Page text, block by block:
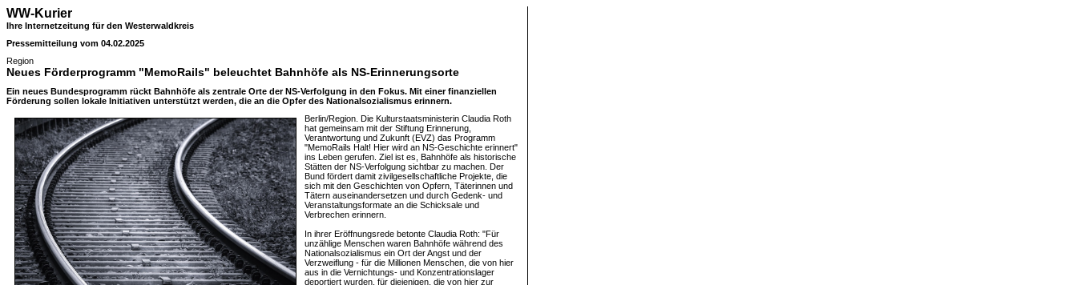
WW-Kurier
Ihre Internetzeitung für den Westerwaldkreis
Pressemitteilung vom 04.02.2025
Region
Neues Förderprogramm "MemoRails" beleuchtet Bahnhöfe als NS-Erinnerungsorte
Ein neues Bundesprogramm rückt Bahnhöfe als zentrale Orte der NS-Verfolgung in den Fokus. Mit einer finanziellen
Förderung sollen lokale Initiativen unterstützt werden, die an die Opfer des Nationalsozialismus erinnern.
Berlin/Region. Die Kulturstaatsministerin Claudia Roth
hat gemeinsam mit der Stiftung Erinnerung,
Verantwortung und Zukunft (EVZ) das Programm
"MemoRails Halt! Hier wird an NS-Geschichte erinnert"
ins Leben gerufen. Ziel ist es, Bahnhöfe als historische
Stätten der NS-Verfolgung sichtbar zu machen. Der
Bund fördert damit zivilgesellschaftliche Projekte, die
sich mit den Geschichten von Opfern, Täterinnen und
Tätern auseinandersetzen und durch Gedenk- und
Veranstaltungsformate an die Schicksale und
Verbrechen erinnern.
In ihrer Eröffnungsrede betonte Claudia Roth: "Für
unzählige Menschen waren Bahnhöfe während des
Nationalsozialismus ein Ort der Angst und der
Verzweiflung - für die Millionen Menschen, die von hier
aus in die Vernichtungs- und Konzentrationslager
deportiert wurden, für diejenigen, die von hier zur